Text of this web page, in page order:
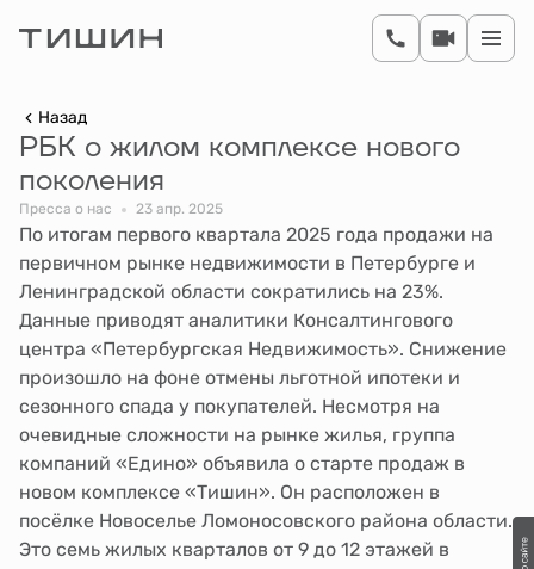
Назад
РБК о жилом комплексе нового
поколения
Пресса о нас 23 апр. 2025
По итогам первого квартала 2025 года продажи на
первичном рынке недвижимости в Петербурге и
Ленинградской области сократились на 23%.
Данные приводят аналитики Консалтингового
центра «Петербургская Недвижимость». Снижение
произошло на фоне отмены льготной ипотеки и
сезонного спада у покупателей. Несмотря на
очевидные сложности на рынке жилья, группа
компаний «Едино» объявила о старте продаж в
новом комплексе «Тишин». Он расположен в
посёлке Новоселье Ломоносовского района области.
Это семь жилых кварталов от 9 до 12 этажей в